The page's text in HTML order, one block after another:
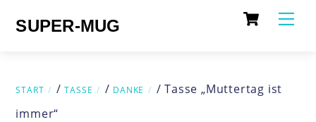
Cart
SUPER-MUG
START /TASSE / DANKE
/ Tasse „Muttertag ist
immer“